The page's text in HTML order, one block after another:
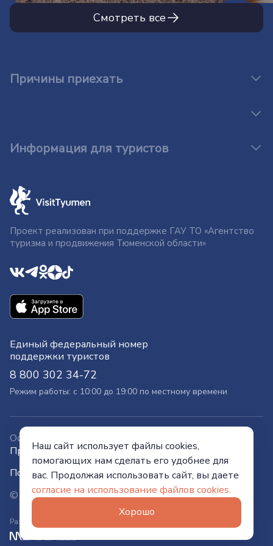
Смотреть все
Причины приехать
Информация для туристов
Проект реализован при поддержке ГАУ ТО «Агентство
туризма и продвижения Тюменской области»
Единый федеральный номер
поддержки туристов
8 800 302 34-72
Режим работы: с 10:00 до 19:00 по местному времени
Официальный сайт
Правительства Тюменской области
Политика конфиденциальности
© Visit Tyumen, 2026
Разработано в
Наш сайт использует файлы cookies,
помогающих нам сделать его удобнее для
вас. Продолжая использовать сайт, вы даете
согласие на использование файлов cookies.
Хорошо